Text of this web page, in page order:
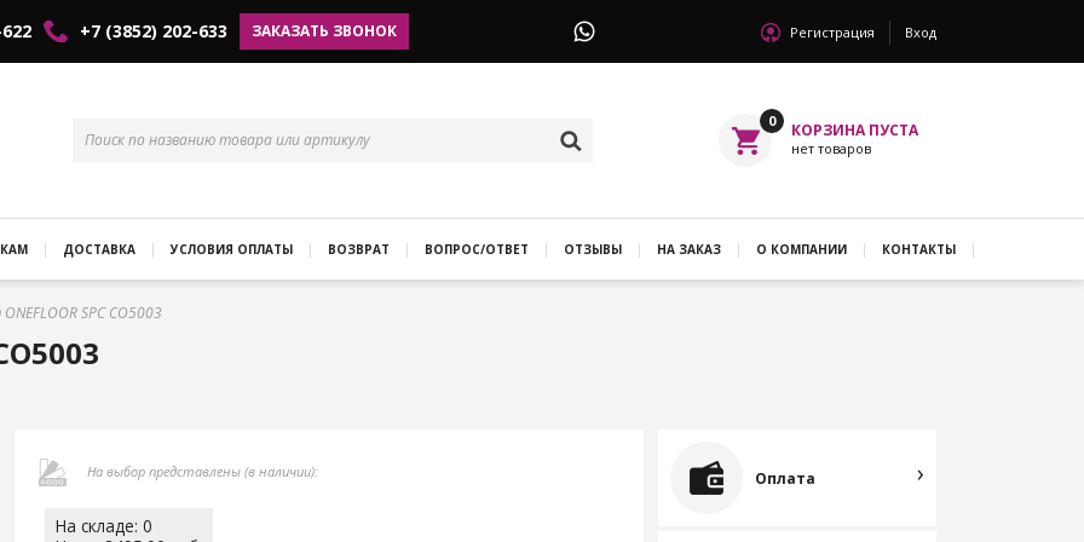
+7 (3852) 202-633 ЗАКАЗАТЬ ЗВОНОК Регистрация Вход
0
ДОСТАВКА УСЛОВИЯ ОПЛАТЫ ВОЗВРАТ ВОПРОС/ОТВЕТ ОТЗЫВЫ НА ЗАКАЗ О КОМПАНИИ КОНТАКТЫ
SPC CO5003
На выбор представлены (в наличии):
На складе: 0
Оплата